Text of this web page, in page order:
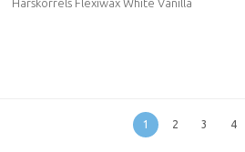
Harskorrels Flexiwax White Vanilla
1 2 3 4